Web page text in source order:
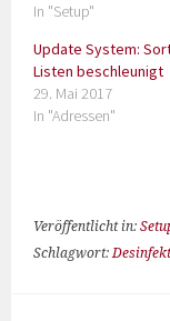
In "Setup"
Update System:
Listen beschleunigt
29. Mai 2017
In "Adressen"
Veröffentlicht in:
Schlagwort: